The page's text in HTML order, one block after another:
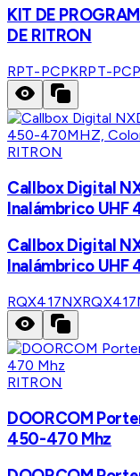
KIT DE
DE RITRON
RPT-PCPKRPT-
RITRON
Callbox Digital
Inalámbrico
Callbox Digital
Inalámbrico
RQX417NX
RITRON
DOORCOM
450-470 Mhz